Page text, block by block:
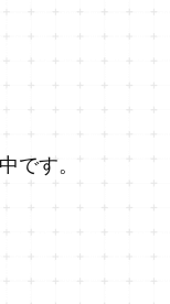
です。